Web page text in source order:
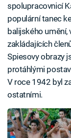
spolupracovnicí
populární tanec
balijského umění,
zakládajících
Spiesovy obrazy
protáhlými
V roce 1942 byl
ostatními.